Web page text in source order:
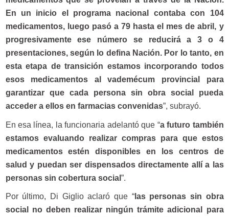
En un inicio el programa nacional contaba con 104
medicamentos, luego pasó a 79 hasta el mes de abril, y
progresivamente ese número se reducirá a 3 o 4
presentaciones, según lo defina Nación. Por lo tanto, en
esta etapa de transición estamos incorporando todos
esos medicamentos al vademécum provincial para
garantizar que cada persona sin obra social pueda
acceder a ellos en farmacias convenidas”, subrayó.
En esa línea, la funcionaria adelantó que “a futuro también
estamos evaluando realizar compras para que estos
medicamentos estén disponibles en los centros de
salud y puedan ser dispensados directamente allí a las
personas sin cobertura social ”.
Por último, Di Giglio aclaró que “las personas sin obra
social no deben realizar ningún trámite adicional para